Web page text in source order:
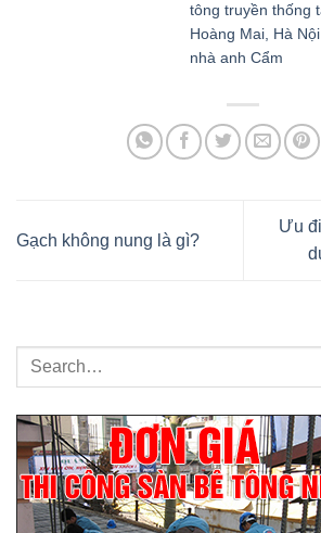
tông truyền thống
Hoàng Mai, Hà
nhà anh Cẩm
Gạch không nung là gì?
Ưu